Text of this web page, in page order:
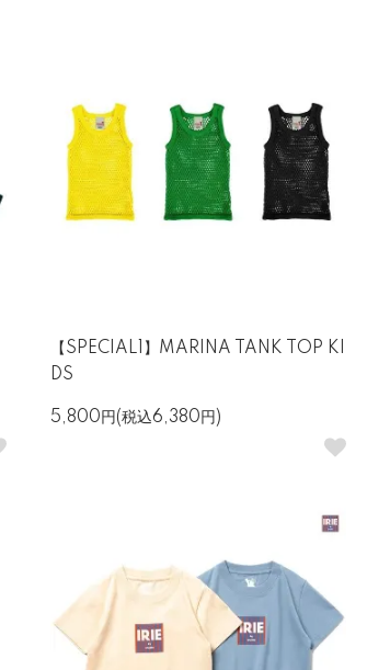
【SPECIAL1】MARINA TANK TOP KI
DS
5,800円(税込6,380円)